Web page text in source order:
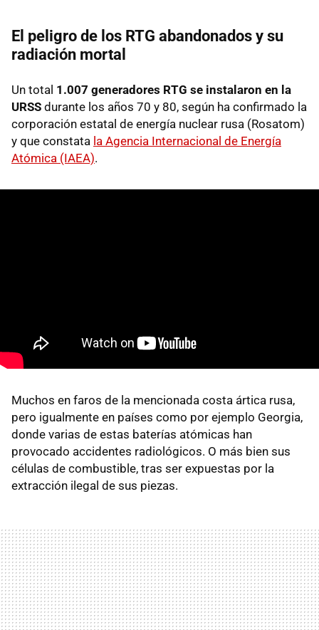
El peligro de los RTG abandonados y su
radiación mortal
Un total 1.007 generadores RTG se instalaron en la
URSS durante los años 70 y 80, según ha confirmado la
corporación estatal de energía nuclear rusa (Rosatom)
y que constata la Agencia Internacional de Energía
Atómica (IAEA).
Muchos en faros de la mencionada costa ártica rusa,
pero igualmente en países como por ejemplo Georgia,
donde varias de estas baterías atómicas han
provocado accidentes radiológicos. O más bien sus
células de combustible, tras ser expuestas por la
extracción ilegal de sus piezas.